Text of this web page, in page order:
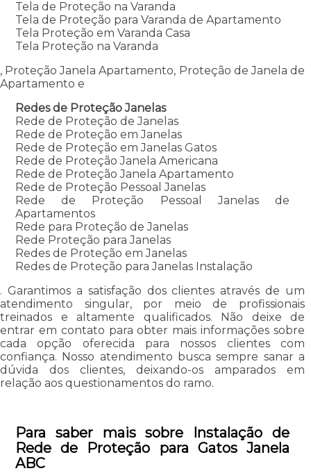
Tela de Proteção na Varanda
Tela de Proteção para Varanda de Apartamento
Tela Proteção em Varanda Casa
Tela Proteção na Varanda
, Proteção Janela Apartamento, Proteção de Janela de
Apartamento e
Redes de Proteção Janelas
Rede de Proteção de Janelas
Rede de Proteção em Janelas
Rede de Proteção em Janelas Gatos
Rede de Proteção Janela Americana
Rede de Proteção Janela Apartamento
Rede de Proteção Pessoal Janelas
Rede de Proteção Pessoal Janelas de
Apartamentos
Rede para Proteção de Janelas
Rede Proteção para Janelas
Redes de Proteção em Janelas
Redes de Proteção para Janelas Instalação
. Garantimos a satisfação dos clientes através de um
atendimento singular, por meio de profissionais
treinados e altamente qualificados. Não deixe de
entrar em contato para obter mais informações sobre
cada opção oferecida para nossos clientes com
confiança. Nosso atendimento busca sempre sanar a
dúvida dos clientes, deixando-os amparados em
relação aos questionamentos do ramo.
Para saber mais sobre Instalação de
Rede de Proteção para Gatos Janela
ABC